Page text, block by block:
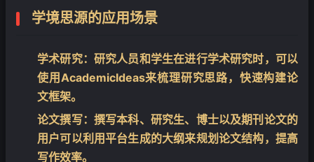
学境思源的应用场景
学术研究：研究人员和学生在进行学术研究时，可以
使用AcademicIdeas来梳理研究思路，快速构建论
文框架。
论文撰写：撰写本科、研究生、博士以及期刊论文的
用户可以利用平台生成的大纲来规划论文结构，提高
写作效率。